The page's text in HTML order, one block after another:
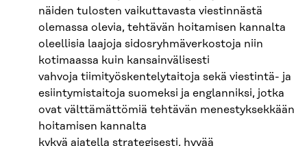
näiden tulosten vaikuttavasta viestinnästä
olemassa olevia, tehtävän hoitamisen kannalta
oleellisia laajoja sidosryhmäverkostoja niin
kotimaassa kuin kansainvälisesti
vahvoja tiimityöskentelytaitoja sekä viestintä- ja
esiintymistaitoja suomeksi ja englanniksi, jotka
ovat välttämättömiä tehtävän menestyksekkään
hoitamisen kannalta
kykyä ajatella strategisesti, hyvää